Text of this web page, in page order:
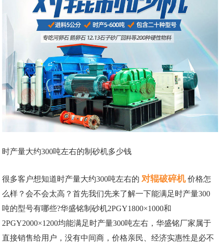
时产量大约300吨左右的制砂机多少钱
很多客户想知道时产量大约300吨左右的 对辊破碎机 价格怎
么样？会不会太高？首先我们先来了解一下能满足时产量300
吨的型号有哪些?华盛铭制砂机2PGY1800×1000和
2PGY2000×1200均能满足时产量300吨左右，华盛铭厂家属于
直接销售给用户，没有中间商，价格亲民、经济实惠性是必不